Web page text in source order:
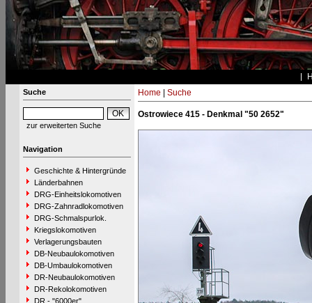
Suche
zur erweiterten Suche
Navigation
Geschichte & Hintergründe
Länderbahnen
DRG-Einheitslokomotiven
DRG-Zahnradlokomotiven
DRG-Schmalspurlok.
Kriegslokomotiven
Verlagerungsbauten
DB-Neubaulokomotiven
DB-Umbaulokomotiven
DR-Neubaulokomotiven
DR-Rekolokomotiven
DR - "6000er"
Home Suche
Ostrowiece 415 - Denkmal "50 2652"